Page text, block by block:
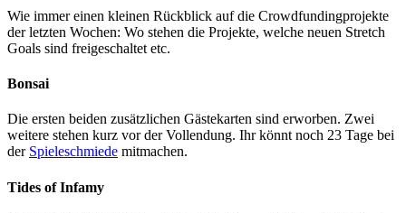
Wie immer einen kleinen Rückblick auf die Crowdfundingprojekte
der letzten Wochen: Wo stehen die Projekte, welche neuen Stretch
Goals sind freigeschaltet etc.
Bonsai
Die ersten beiden zusätzlichen Gästekarten sind erworben. Zwei
weitere stehen kurz vor der Vollendung. Ihr könnt noch 23 Tage bei
der Spieleschmiede mitmachen.
Tides of Infamy